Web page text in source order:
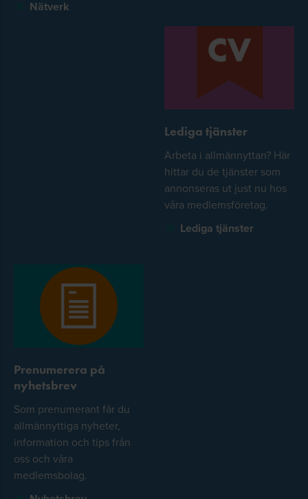
Nätverk
Lediga tjänster
Arbeta i allmännyttan? Här
hittar du de tjänster som
annonseras ut just nu hos
våra medlemsföretag.
Lediga tjänster
Prenumerera på
nyhetsbrev
Som prenumerant får du
allmännyttiga nyheter,
information och tips från
oss och våra
medlemsbolag.